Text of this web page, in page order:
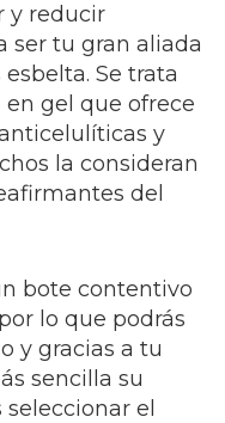
y reducir
ser tu gran aliada
Se trata
gel que ofrece
y
la consideran
del
bote contentivo
lo que podrás
y gracias a tu
sencilla su
el